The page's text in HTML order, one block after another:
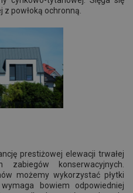
powłoką ochronną.
prestiżowej elewacji trwałej
zabiegów konserwacyjnych.
możemy wykorzystać płytki
bowiem odpowiedniej